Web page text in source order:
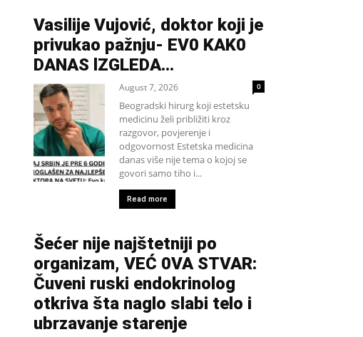
Vasilije Vujović, doktor koji je
privukao pažnju- EV0 KAK0
DANAS lZGLEDA…
August 7, 2026 0
Beogradski hirurg koji estetsku
medicinu želi približiti kroz
razgovor, povjerenje i
odgovornost Estetska medicina
danas više nije tema o kojoj se
govori samo tiho i...
Read more
Šećer nije najštetniji po
organizam, VEĆ 0VA STVAR:
Čuveni ruski endokrinolog
otkriva šta naglo slabi telo i
ubrzavanje starenje